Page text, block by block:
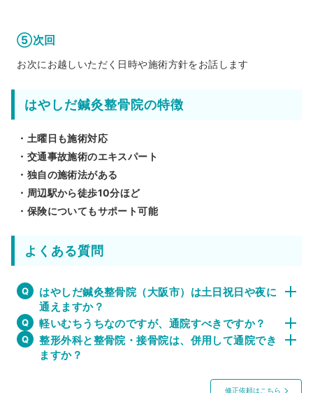
⑤次回
お次にお越しいただく日時や施術方針をお話します
はやしだ鍼灸整骨院の特徴
・土曜日も施術対応
・交通事故施術のエキスパート
・独自の施術法がある
・周辺駅から徒歩10分ほど
・保険についてもサポート可能
よくある質問
はやしだ鍼灸整骨院（大阪市）は土日祝日や夜に
通えますか？
軽いむちうちなのですが、通院すべきですか？
整形外科と整骨院・接骨院は、併用して通院でき
ますか？
修正依頼はこちら